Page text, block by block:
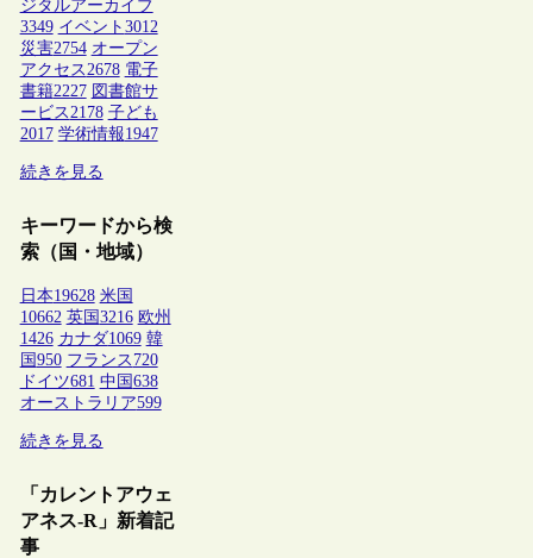
ジタルアーカイブ
3349 イベント 3012
災害2754 オープン
アクセス 2678 電子
書籍2227 図書館サ
ービス 2178 子ども
2017 学術情報1947
続きを見る
キーワードから検
索（国・地域）
日本19628 米国
10662 英国3216 欧州
1426 カナダ1069 韓
国950 フランス 720
ドイツ681 中国638
オーストラリア599
続きを見る
「カレントアウェ
アネス-R」新着記
事